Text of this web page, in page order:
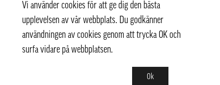
Vi använder cookies för att ge dig den bästa
upplevelsen av vår webbplats. Du godkänner
användningen av cookies genom att trycka OK och
surfa vidare på webbplatsen.
Ok